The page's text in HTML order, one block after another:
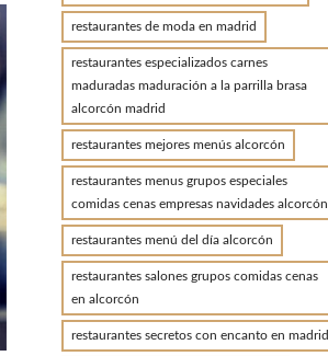
restaurantes de moda en madrid
restaurantes especializados carnes
maduradas maduración a la parrilla brasa
alcorcón madrid
restaurantes mejores menús alcorcón
restaurantes menus grupos especiales
comidas cenas empresas navidades alcorcón
restaurantes menú del día alcorcón
restaurantes salones grupos comidas cenas
en alcorcón
restaurantes secretos con encanto en madrid